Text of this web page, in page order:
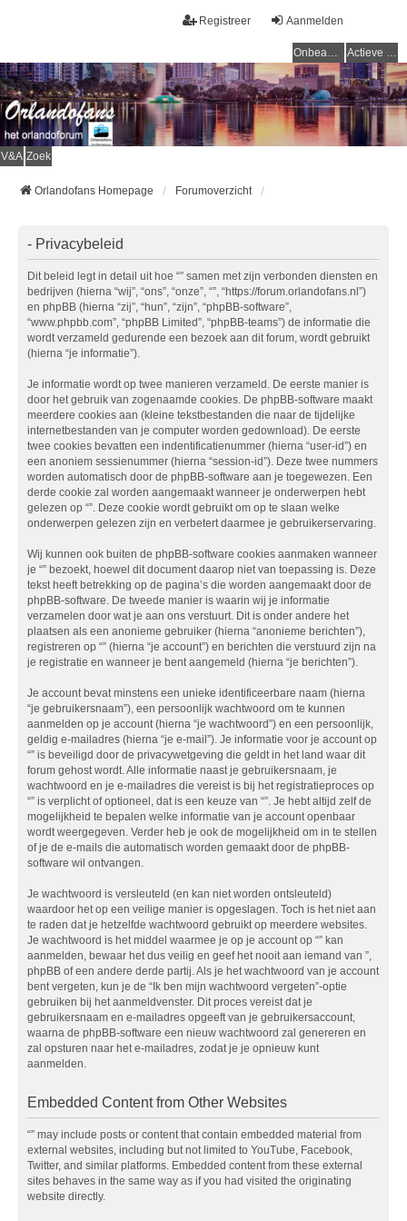
Aanmelden
Registreer
Onbeantwoorde onderwerpen Actieve onderwerpen
V&A Zoek
Orlandofans Homepage Forumoverzicht
- Privacybeleid
Dit beleid legt in detail uit hoe “” samen met zijn verbonden diensten en
bedrijven (hierna “wij”, “ons”, “onze”, “”, “https://forum.orlandofans.nl”)
en phpBB (hierna “zij”, “hun”, “zijn”, “phpBB-software”,
“www.phpbb.com”, “phpBB Limited”, “phpBB-teams”) de informatie die
wordt verzameld gedurende een bezoek aan dit forum, wordt gebruikt
(hierna “je informatie”).
Je informatie wordt op twee manieren verzameld. De eerste manier is
door het gebruik van zogenaamde cookies. De phpBB-software maakt
meerdere cookies aan (kleine tekstbestanden die naar de tijdelijke
internetbestanden van je computer worden gedownload). De eerste
twee cookies bevatten een indentificatienummer (hierna “user-id”) en
een anoniem sessienummer (hierna “session-id”). Deze twee nummers
worden automatisch door de phpBB-software aan je toegewezen. Een
derde cookie zal worden aangemaakt wanneer je onderwerpen hebt
gelezen op “”. Deze cookie wordt gebruikt om op te slaan welke
onderwerpen gelezen zijn en verbetert daarmee je gebruikerservaring.
Wij kunnen ook buiten de phpBB-software cookies aanmaken wanneer
je “” bezoekt, hoewel dit document daarop niet van toepassing is. Deze
tekst heeft betrekking op de pagina’s die worden aangemaakt door de
phpBB-software. De tweede manier is waarin wij je informatie
verzamelen door wat je aan ons verstuurt. Dit is onder andere het
plaatsen als een anonieme gebruiker (hierna “anonieme berichten”),
registreren op “” (hierna “je account”) en berichten die verstuurd zijn na
je registratie en wanneer je bent aangemeld (hierna “je berichten”).
Je account bevat minstens een unieke identificeerbare naam (hierna
“je gebruikersnaam”), een persoonlijk wachtwoord om te kunnen
aanmelden op je account (hierna “je wachtwoord”) en een persoonlijk,
geldig e-mailadres (hierna “je e-mail”). Je informatie voor je account op
“” is beveiligd door de privacywetgeving die geldt in het land waar dit
forum gehost wordt. Alle informatie naast je gebruikersnaam, je
wachtwoord en je e-mailadres die vereist is bij het registratieproces op
“” is verplicht of optioneel, dat is een keuze van “”. Je hebt altijd zelf de
mogelijkheid te bepalen welke informatie van je account openbaar
wordt weergegeven. Verder heb je ook de mogelijkheid om in te stellen
of je de e-mails die automatisch worden gemaakt door de phpBB-
software wil ontvangen.
Je wachtwoord is versleuteld (en kan niet worden ontsleuteld)
waardoor het op een veilige manier is opgeslagen. Toch is het niet aan
te raden dat je hetzelfde wachtwoord gebruikt op meerdere websites.
Je wachtwoord is het middel waarmee je op je account op “” kan
aanmelden, bewaar het dus veilig en geef het nooit aan iemand van ”,
phpBB of een andere derde partij. Als je het wachtwoord van je account
bent vergeten, kun je de “Ik ben mijn wachtwoord vergeten”-optie
gebruiken bij het aanmeldvenster. Dit proces vereist dat je
gebruikersnaam en e-mailadres opgeeft van je gebruikersaccount,
waarna de phpBB-software een nieuw wachtwoord zal genereren en
zal opsturen naar het e-mailadres, zodat je je opnieuw kunt
aanmelden.
Embedded Content from Other Websites
“” may include posts or content that contain embedded material from
external websites, including but not limited to YouTube, Facebook,
Twitter, and similar platforms. Embedded content from these external
sites behaves in the same way as if you had visited the originating
website directly.